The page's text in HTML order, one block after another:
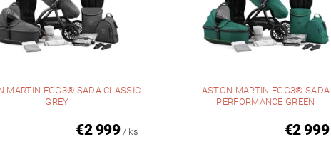
MARTIN EGG3® SADA CLASSIC
GREY
€2 999 / ks
ASTON MARTIN EGG3® SADA
PERFORMANCE GREEN
€2 999